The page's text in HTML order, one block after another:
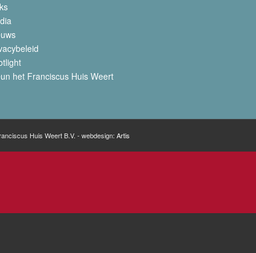
het Franciscus Huis Weert
Huis Weert B.V. - webdesign: Artis